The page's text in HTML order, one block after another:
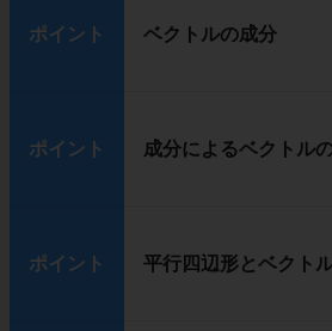
ポイント ベクトルの成分
ポイント 成分によるベクトル
ポイント 平行四辺形とベクト